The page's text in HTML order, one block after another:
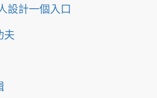
設計一個入口
夫